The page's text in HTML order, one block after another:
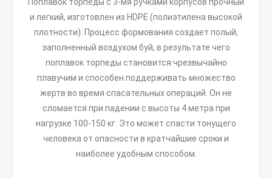
и легкий, изготовлен из HDPE (полиэтилена высокой
плотности). Процесс формования создает полый,
заполненный воздухом буй, в результате чего
поплавок торпеды становится чрезвычайно
плавучим и способен поддерживать множество
жертв во время спасательных операций. Он не
сломается при падении с высоты 4 метра при
нагрузке 100-150 кг. Это может спасти тонущего
человека от опасности в кратчайшие сроки и
наиболее удобным способом.